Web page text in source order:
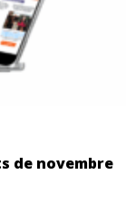
de novembre